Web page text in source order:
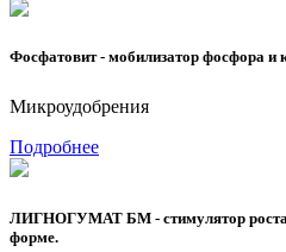
Фосфатовит - мобилизатор фосфора и
Микроудобрения
Подробнее
ЛИГНОГУМАТ БМ - стимулятор роста,
форме.